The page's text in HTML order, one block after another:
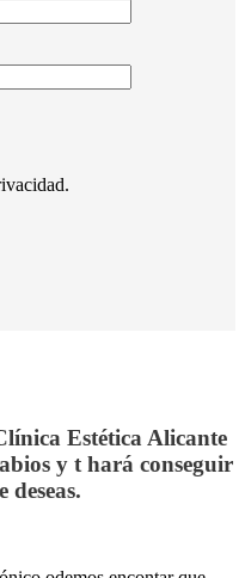
Estética Alicante
y t hará conseguir
deseas.